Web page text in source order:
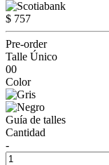
$ 757
Pre-order
Talle Único
00
Color
Guía de talles
Cantidad
-